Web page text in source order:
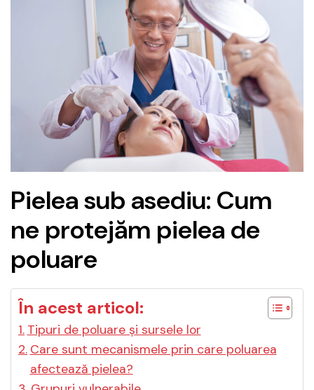
Pielea sub asediu: Cum
ne protejăm pielea de
poluare
În acest articol:
Tipuri de poluare și sursele lor
Care sunt mecanismele prin care poluarea
afectează pielea?